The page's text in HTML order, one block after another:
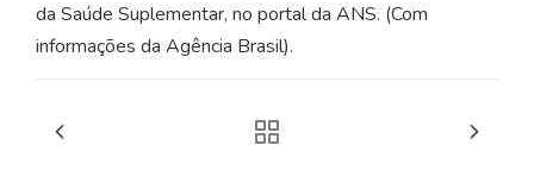
da Saúde Suplementar, no portal da ANS. (Com
informações da Agência Brasil).